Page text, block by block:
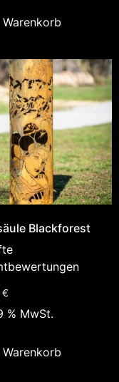
Warenkorb
Blackforest
€
% MwSt.
Warenkorb